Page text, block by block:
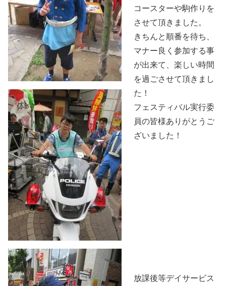
コースターや駒作りを
させて頂きました。
きちんと順番を待ち、
マナー良く参加する事
が出来て、楽しい時間
を過ごさせて頂きまし
た！
フェスティバル実行委
員の皆様ありがとうご
ざいました！
放課後等デイサービス